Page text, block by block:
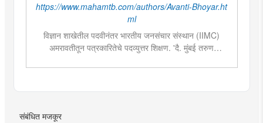
https://www.mahamtb.com/authors/Avanti-Bhoyar.ht
ml
विज्ञान शाखेतील पदवीनंतर भारतीय जनसंचार संस्थान (IIMC)
अमरावतीतून पत्रकारितेचे पदव्युत्तर शिक्षण. 'दै. मुंबई तरुण
संबंधित मजकूर